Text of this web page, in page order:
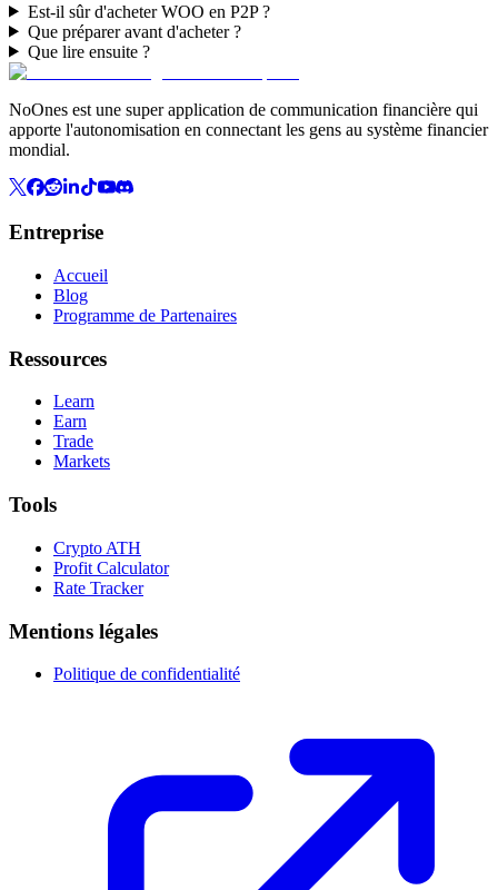
Est-il sûr d'acheter WOO en P2P ?
Que préparer avant d'acheter ?
Que lire ensuite ?
NoOnes est une super application de communication financière qui
apporte l'autonomisation en connectant les gens au système financier
mondial.
Entreprise
Accueil
Blog
Programme de Partenaires
Ressources
Learn
Earn
Trade
Markets
Tools
Crypto ATH
Profit Calculator
Rate Tracker
Mentions légales
Politique de confidentialité